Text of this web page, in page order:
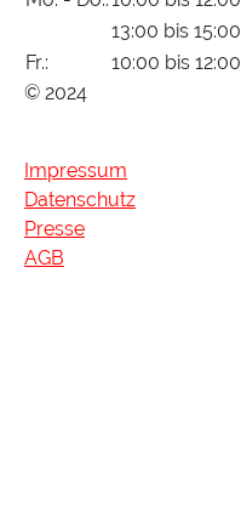
13:00 bis 15:00
Fr.:
10:00 bis 12:00
© 2024
Impressum
Datenschutz
Presse
AGB